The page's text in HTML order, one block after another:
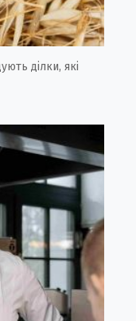
ділки, які